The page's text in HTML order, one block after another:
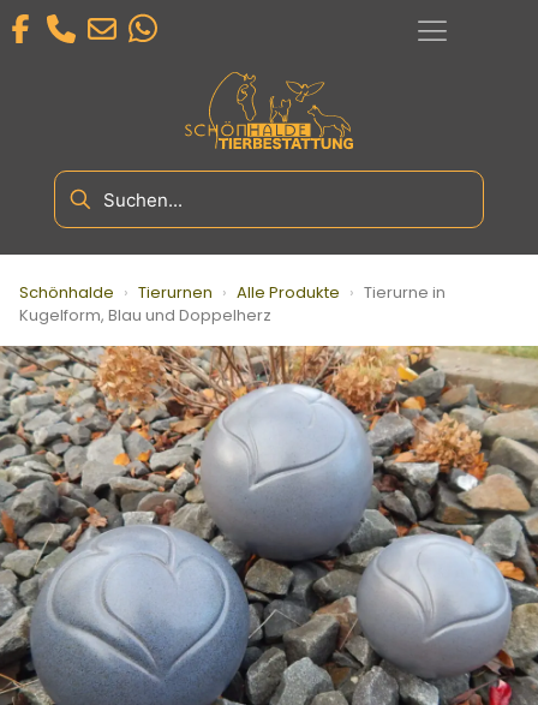
Schönhalde › Tierurnen › Alle Produkte › Tierurne in
Kugelform, Blau und Doppelherz